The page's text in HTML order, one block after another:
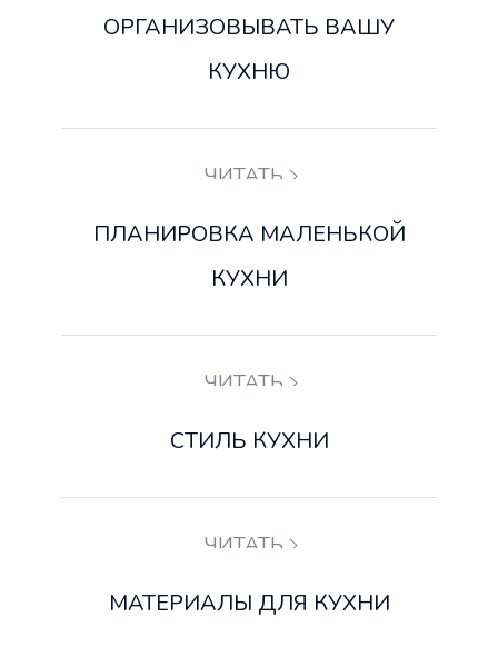
ОРГАНИЗОВЫВАТЬ ВАШУ
КУХНЮ
ЧИТАТЬ
ПЛАНИРОВКА МАЛЕНЬКОЙ
КУХНИ
ЧИТАТЬ
СТИЛЬ КУХНИ
ЧИТАТЬ
МАТЕРИАЛЫ ДЛЯ КУХНИ